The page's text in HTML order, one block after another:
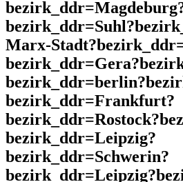
Marx-
bezirk_ddr=Frankfurt?
bezirk_ddr=Leipzig?
bezirk_ddr=Schwerin?